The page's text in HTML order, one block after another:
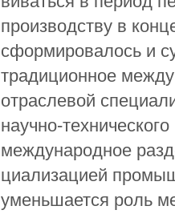
производству в
сформировалось и
традиционное
отраслевой
научно-
международное
циализацией
уменьшается роль